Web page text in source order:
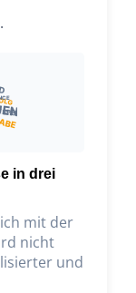
in drei
mit der
nicht
und